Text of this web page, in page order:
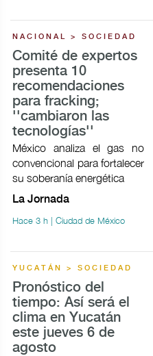
NACIONAL > SOCIEDAD
Comité de expertos
presenta 10
recomendaciones
para fracking;
''cambiaron las
tecnologías''
México analiza el gas no
convencional para fortalecer
su soberanía energética
La Jornada
Hace 3 h | Ciudad de México
YUCATÁN > SOCIEDAD
Pronóstico del
tiempo: Así será el
clima en Yucatán
este jueves 6 de
agosto